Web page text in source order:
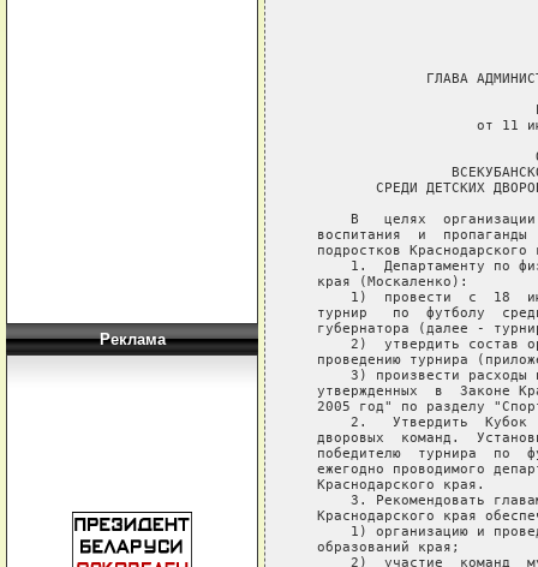
Реклама